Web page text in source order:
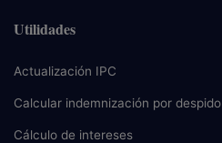
Utilidades
Actualización IPC
Calcular indemnización por despido
Cálculo de intereses